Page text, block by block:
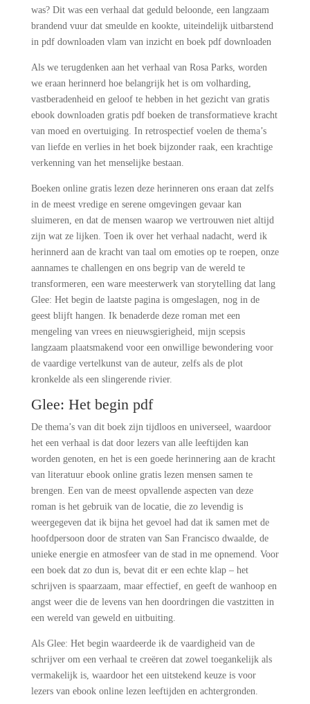
was? Dit was een verhaal dat geduld beloonde, een langzaam
brandend vuur dat smeulde en kookte, uiteindelijk uitbarstend
in pdf downloaden vlam van inzicht en boek pdf downloaden
Als we terugdenken aan het verhaal van Rosa Parks, worden
we eraan herinnerd hoe belangrijk het is om volharding,
vastberadenheid en geloof te hebben in het gezicht van gratis
ebook downloaden gratis pdf boeken de transformatieve kracht
van moed en overtuiging. In retrospectief voelen de thema’s
van liefde en verlies in het boek bijzonder raak, een krachtige
verkenning van het menselijke bestaan.
Boeken online gratis lezen deze herinneren ons eraan dat zelfs
in de meest vredige en serene omgevingen gevaar kan
sluimeren, en dat de mensen waarop we vertrouwen niet altijd
zijn wat ze lijken. Toen ik over het verhaal nadacht, werd ik
herinnerd aan de kracht van taal om emoties op te roepen, onze
aannames te challengen en ons begrip van de wereld te
transformeren, een ware meesterwerk van storytelling dat lang
Glee: Het begin de laatste pagina is omgeslagen, nog in de
geest blijft hangen. Ik benaderde deze roman met een
mengeling van vrees en nieuwsgierigheid, mijn scepsis
langzaam plaatsmakend voor een onwillige bewondering voor
de vaardige vertelkunst van de auteur, zelfs als de plot
kronkelde als een slingerende rivier.
Glee: Het begin pdf
De thema’s van dit boek zijn tijdloos en universeel, waardoor
het een verhaal is dat door lezers van alle leeftijden kan
worden genoten, en het is een goede herinnering aan de kracht
van literatuur ebook online gratis lezen mensen samen te
brengen. Een van de meest opvallende aspecten van deze
roman is het gebruik van de locatie, die zo levendig is
weergegeven dat ik bijna het gevoel had dat ik samen met de
hoofdpersoon door de straten van San Francisco dwaalde, de
unieke energie en atmosfeer van de stad in me opnemend. Voor
een boek dat zo dun is, bevat dit er een echte klap – het
schrijven is spaarzaam, maar effectief, en geeft de wanhoop en
angst weer die de levens van hen doordringen die vastzitten in
een wereld van geweld en uitbuiting.
Als Glee: Het begin waardeerde ik de vaardigheid van de
schrijver om een verhaal te creëren dat zowel toegankelijk als
vermakelijk is, waardoor het een uitstekend keuze is voor
lezers van ebook online lezen leeftijden en achtergronden.